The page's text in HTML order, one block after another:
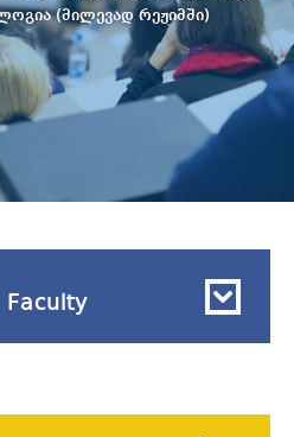
(მილევად რეჟიმში)
Faculty